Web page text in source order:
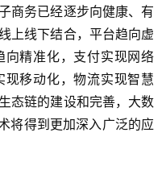
务已经逐步向健康、有
上线下结合，平台趋向虚
精准化，支付实现网络
移动化，物流实现智慧
态链的建设和完善，大数
将得到更加深入广泛的应